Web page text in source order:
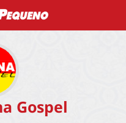
Gospel